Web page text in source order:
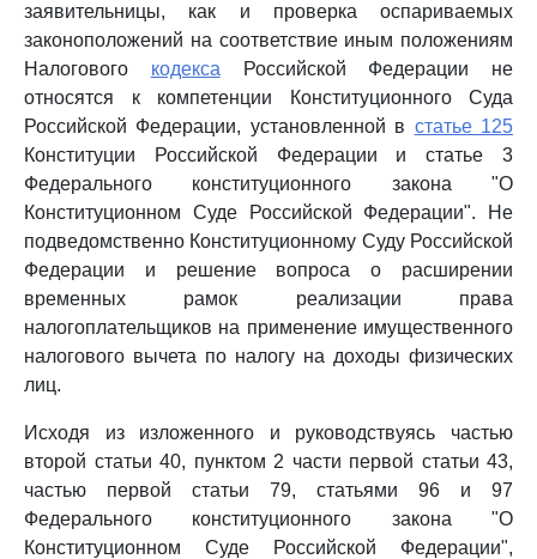
заявительницы, как и проверка оспариваемых
законоположений на соответствие иным положениям
Налогового кодекса Российской Федерации не
относятся к компетенции Конституционного Суда
Российской Федерации, установленной в статье 125
Конституции Российской Федерации и статье 3
Федерального конституционного закона "О
Конституционном Суде Российской Федерации". Не
подведомственно Конституционному Суду Российской
Федерации и решение вопроса о расширении
временных рамок реализации права
налогоплательщиков на применение имущественного
налогового вычета по налогу на доходы физических
лиц.
Исходя из изложенного и руководствуясь частью
второй статьи 40, пунктом 2 части первой статьи 43,
частью первой статьи 79, статьями 96 и 97
Федерального конституционного закона "О
Конституционном Суде Российской Федерации",